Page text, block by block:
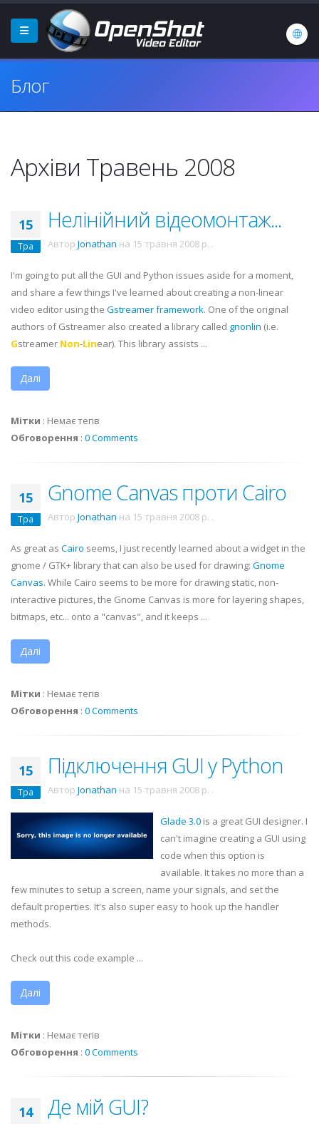
Блог
Архіви Травень 2008
15
Тра
Нелінійний відеомонтаж...
Автор Jonathan на 15 травня 2008 р. .
I'm going to put all the GUI and Python issues aside for a moment,
and share a few things I've learned about creating a non-linear
video editor using the Gstreamerframework. One of the original
authors ofGstreamer also created a library called gnonlin (i.e.
Gstreamer Non-Linear). This library assists ...
Далі
Мітки : Немає тегів
Обговорення : 0 Comments
15
Тра
Gnome Canvas проти Cairo
Автор Jonathan на 15 травня 2008 р. .
As great as Cairo seems, I just recently learned about a widget in the
gnome / GTK+ library that can also be used for drawing: Gnome
Canvas. While Cairo seems to be more for drawing static, non-
interactive pictures, the Gnome Canvas is more for layering shapes,
bitmaps, etc... onto a "canvas", and it keeps ...
Далі
Мітки : Немає тегів
Обговорення : 0 Comments
15
Тра
Підключення GUI у Python
Автор Jonathan на 15 травня 2008 р. .
Glade 3.0 is a great GUI designer. I
can't imagine creating a GUI using
code when this option is
available. It takes no more than a
few minutes to setup a screen, name your signals, and set the
default properties. It's also super easy to hook up the handler
methods.
Check out this code example ...
Далі
Мітки : Немає тегів
Обговорення : 0 Comments
14 Де мій GUI?